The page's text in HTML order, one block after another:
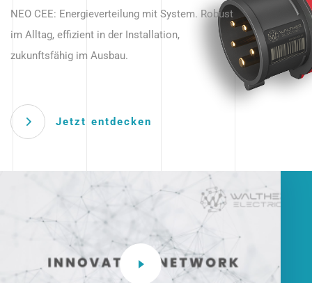
beginnt hier.
NEO CEE: Energieverteilung mit System. Robust
im Alltag, effizient in der Installation,
zukunftsfähig im Ausbau.
Jetzt entdecken
Anwendungen – robust, IP-geschützt und
zukunftsfähig.